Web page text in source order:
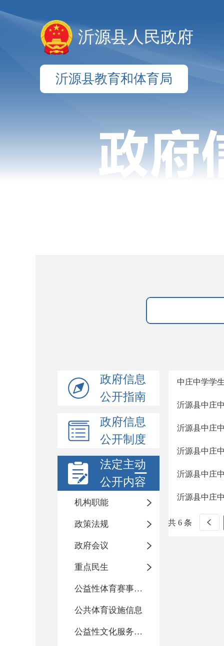
沂源县人民政府
沂源县教育和体育局
政府信息
公开指南
政府信息
公开制度
法定主动
公开内容
机构职能
政策法规
政府会议
重点民生
公益性体育赛事活动
公共体育设施信息
公益性文化服务活动
中庄中学学
沂源县中庄
沂源县中庄
沂源县中庄
沂源县中庄
沂源县中庄
共 6 条